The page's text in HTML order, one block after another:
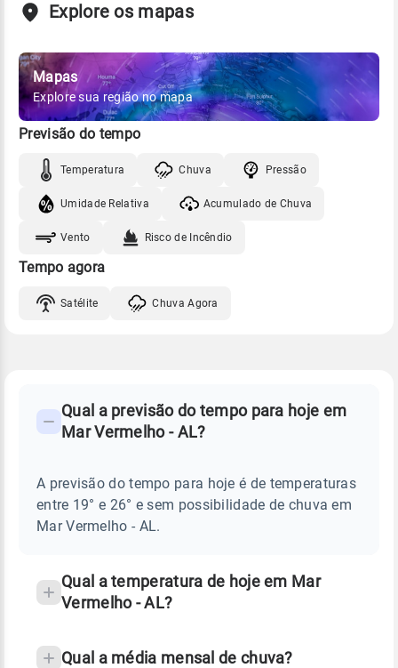
Explore os mapas
Mapas
Explore sua região no mapa
Previsão do tempo
Temperatura Chuva Pressão
Umidade Relativa Acumulado de Chuva
Vento Risco de Incêndio
Tempo agora
Satélite Chuva Agora
PREVISÃO
TEMPO
VERMELHO
Perguntas
sobre
chuva
Qual a previsão do tempo para hoje em
Mar Vermelho - AL?
A previsão do tempo para hoje é de temperaturas
entre 19° e 26° e sem possibilidade de chuva em
Mar Vermelho - AL.
Qual a temperatura de hoje em Mar
Vermelho - AL?
Qual a média mensal de chuva?